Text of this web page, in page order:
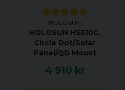
HOLOSUN
HOLOSUN HS510C,
Circle Dot/Solar
Panel/QD Mount
4 910 kr